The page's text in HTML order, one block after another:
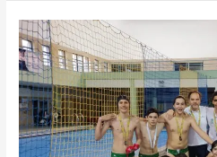
Polo
Aquático:
Infantis
participam
no
Torneio
Summer